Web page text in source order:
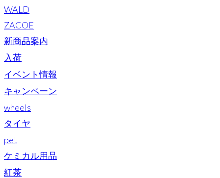
WALD
ZACOE
新商品案内
入荷
イベント情報
キャンペーン
wheels
タイヤ
pet
ケミカル用品
紅茶